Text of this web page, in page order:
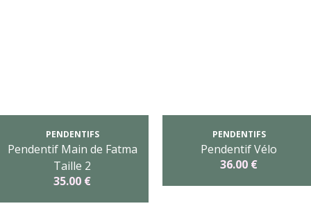
PENDENTIFS
Pendentif Main de Fatma
Taille 2
35.00 €
PENDENTIFS
Pendentif Vélo
36.00 €